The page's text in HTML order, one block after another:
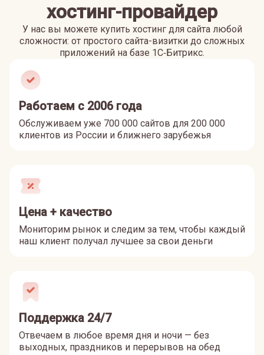
хостинг-провайдер
У нас вы можете купить хостинг для сайта любой
сложности: от простого сайта-визитки до сложных
приложений на базе 1С‑Битрикс.
Работаем с 2006 года
Обслуживаем уже 700 000 сайтов для 200 000
клиентов из России и ближнего зарубежья
Цена + качество
Мониторим рынок и следим за тем, чтобы каждый
наш клиент получал лучшее за свои деньги
Поддержка 24/7
Отвечаем в любое время дня и ночи — без
выходных, праздников и перерывов на обед